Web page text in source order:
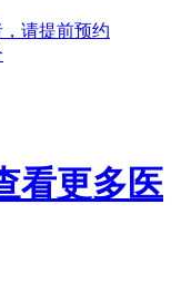
请提前预约
看更多医